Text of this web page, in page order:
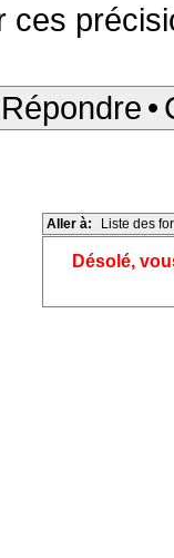
ces
Répondre •
Aller à: Liste des
Désolé,